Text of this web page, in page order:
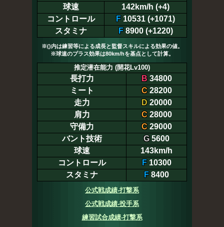
球速
142km/h (+4)
コントロール
F 10531 (+1071)
スタミナ
F8900 (+1220)
※()内は練習等による成長と監督スキルによる効果の値。
※球速のプラス効果は80km/hを基点として計算。
推定潜在能力 (開花Lv100)
長打力 B34800
ミート
C28200
走力
D20000
肩力
C28000
守備力
C29000
バント技術
G5600
球速
143km/h
コントロール
F10300
スタミナ
F 8400
公式戦成績-打撃系
公式戦成績-投手系
練習試合成績-打撃系